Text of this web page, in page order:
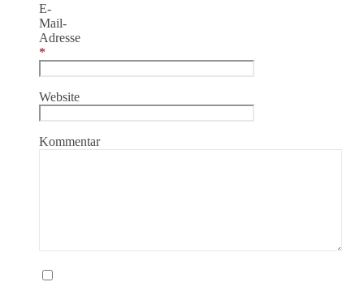
E-
Mail-
Adresse
*
Website
Kommentar